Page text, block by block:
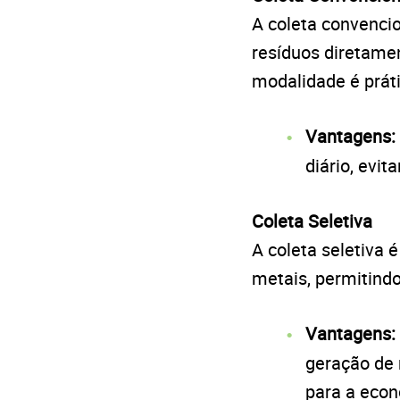
A coleta
resíduos
modalidade é
Vantagens:
diário,
Coleta Seletiva
A coleta seletiva
metais,
Vantagens:
geração
para a